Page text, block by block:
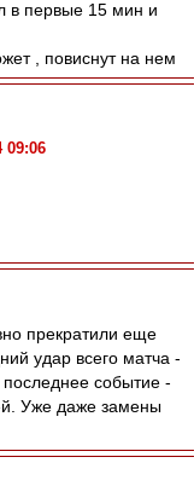
в первые 15 мин и
, повиснут на нем
09:06
прекратили еще
удар всего матча -
событие -
Уже даже замены